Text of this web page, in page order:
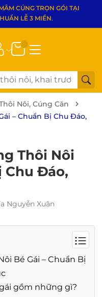
CÚNG TRỌN GÓI TẠI
LỄ 3 MIỀN.
Nôi, Cúng Căn
– Chuẩn Bị Chu Đáo,
Thôi Nôi
Chu Đáo,
Nguyễn Xuân
Bé Gái – Chuẩn Bị
gồm những gì?